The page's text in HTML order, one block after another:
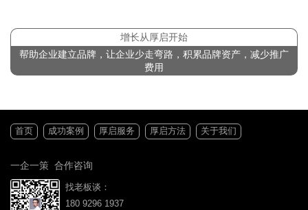
增长从厚启开始
帮助企业建立品牌，让企业少走弯路，积累品牌资产，减少推广
费用
首页 成功案例 厚启服务 厚启方法 关于我们
一企一策 合作咨询
找老板谈：
180 9296 1937